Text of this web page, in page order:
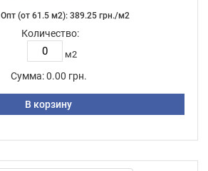
Опт (от 61.5 м2): 389.25 грн./м2
Количество:
м2
Сумма: 0.00 грн.
В корзину